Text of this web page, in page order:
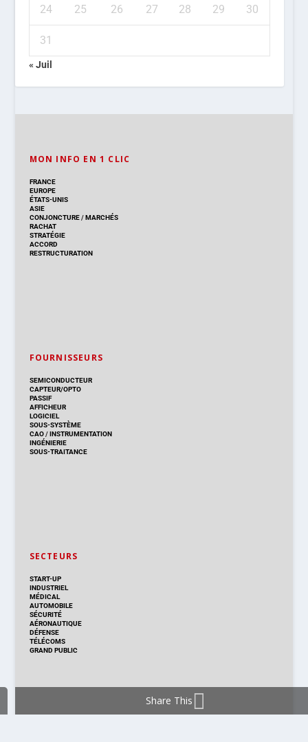
24 25 26 27 28 29 30
31
« Juil
MON INFO EN 1 CLIC
FRANCE
EUROPE
ÉTATS-UNIS
ASIE
CONJONCTURE/MARCHÉS
RACHAT
STRATÉGIE
ACCORD
RESTRUCTURATION
FOURNISSEURS
SEMICONDUCTEUR
CAPTEUR/OPTO
PASSIF
AFFICHEUR
LOGICIEL
SOUS-SYSTÈME
CAO/INSTRUMENTATION
INGÉNIERIE
SOUS-TRAITANCE
SECTEURS
START-UP
INDUSTRIEL
MÉDICAL
AUTOMOBILE
SÉCURITÉ
AÉRONAUTIQUE
DÉFENSE
TÉLÉCOMS
GRAND PUBLIC
Share This